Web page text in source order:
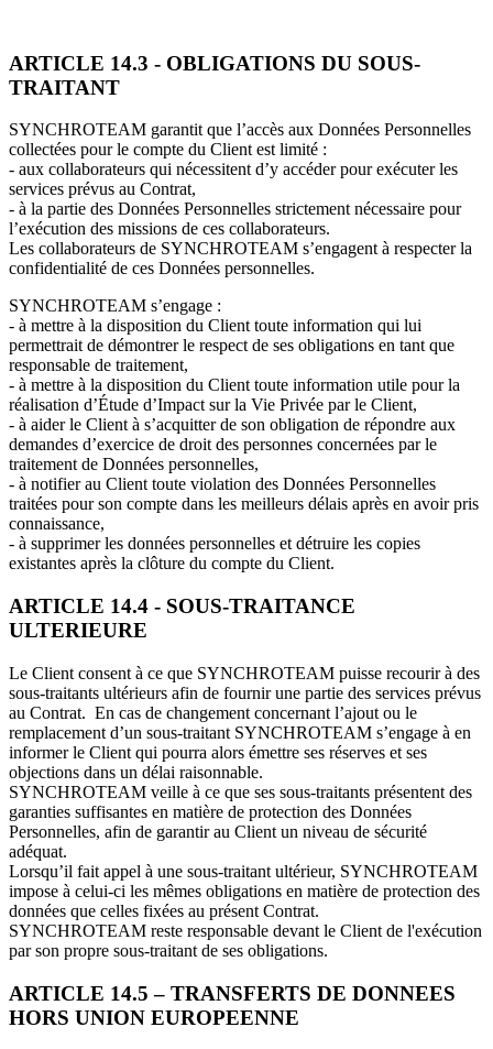
ARTICLE 14.3 - OBLIGATIONS DU SOUS-
TRAITANT
SYNCHROTEAM garantit que l’accès aux Données Personnelles
collectées pour le compte du Client est limité :
- aux collaborateurs qui nécessitent d’y accéder pour exécuter les
services prévus au Contrat,
- à la partie des Données Personnelles strictement nécessaire pour
l’exécution des missions de ces collaborateurs.
Les collaborateurs de SYNCHROTEAM s’engagent à respecter la
confidentialité de ces Données personnelles.
SYNCHROTEAM s’engage :
- à mettre à la disposition du Client toute information qui lui
permettrait de démontrer le respect de ses obligations en tant que
responsable de traitement,
- à mettre à la disposition du Client toute information utile pour la
réalisation d’Étude d’Impact sur la Vie Privée par le Client,
- à aider le Client à s’acquitter de son obligation de répondre aux
demandes d’exercice de droit des personnes concernées par le
traitement de Données personnelles,
- à notifier au Client toute violation des Données Personnelles
traitées pour son compte dans les meilleurs délais après en avoir pris
connaissance,
- à supprimer les données personnelles et détruire les copies
existantes après la clôture du compte du Client.
ARTICLE 14.4 - SOUS-TRAITANCE
ULTERIEURE
Le Client consent à ce que SYNCHROTEAM puisse recourir à des
sous-traitants ultérieurs afin de fournir une partie des services prévus
au Contrat. En cas de changement concernant l’ajout ou le
remplacement d’un sous-traitant SYNCHROTEAM s’engage à en
informer le Client qui pourra alors émettre ses réserves et ses
objections dans un délai raisonnable.
SYNCHROTEAM veille à ce que ses sous-traitants présentent des
garanties suffisantes en matière de protection des Données
Personnelles, afin de garantir au Client un niveau de sécurité
adéquat.
Lorsqu’il fait appel à une sous-traitant ultérieur, SYNCHROTEAM
impose à celui-ci les mêmes obligations en matière de protection des
données que celles fixées au présent Contrat.
SYNCHROTEAM reste responsable devant le Client de l'exécution
par son propre sous-traitant de ses obligations.
ARTICLE 14.5 – TRANSFERTS DE DONNEES
HORS UNION EUROPEENNE